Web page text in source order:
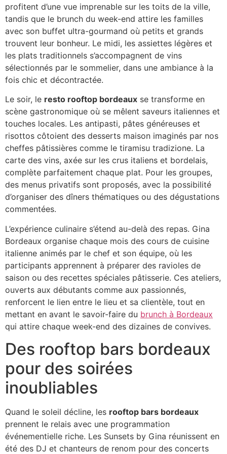
profitent d’une vue imprenable sur les toits de la ville,
tandis que le brunch du week-end attire les familles
avec son buffet ultra-gourmand où petits et grands
trouvent leur bonheur. Le midi, les assiettes légères et
les plats traditionnels s’accompagnent de vins
sélectionnés par le sommelier, dans une ambiance à la
fois chic et décontractée.
Le soir, le resto rooftop bordeaux se transforme en
scène gastronomique où se mêlent saveurs italiennes et
touches locales. Les antipasti, pâtes généreuses et
risottos côtoient des desserts maison imaginés par nos
cheffes pâtissières comme le tiramisu tradizione. La
carte des vins, axée sur les crus italiens et bordelais,
complète parfaitement chaque plat. Pour les groupes,
des menus privatifs sont proposés, avec la possibilité
d’organiser des dîners thématiques ou des dégustations
commentées.
L’expérience culinaire s’étend au-delà des repas. Gina
Bordeaux organise chaque mois des cours de cuisine
italienne animés par le chef et son équipe, où les
participants apprennent à préparer des ravioles de
saison ou des recettes spéciales pâtisserie. Ces ateliers,
ouverts aux débutants comme aux passionnés,
renforcent le lien entre le lieu et sa clientèle, tout en
mettant en avant le savoir-faire du brunch à Bordeaux
qui attire chaque week-end des dizaines de convives.
Des rooftop bars bordeaux
pour des soirées
inoubliables
Quand le soleil décline, les rooftop bars bordeaux
prennent le relais avec une programmation
événementielle riche. Les Sunsets by Gina réunissent en
été des DJ et chanteurs de renom pour des concerts